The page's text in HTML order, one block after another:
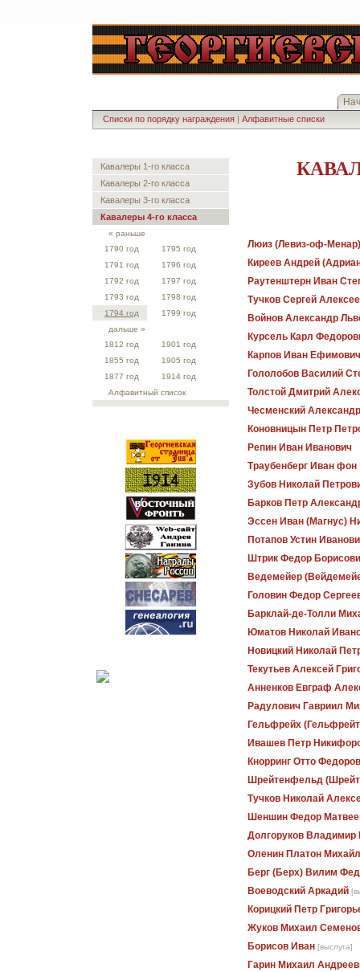
Списки по порядку награждения | Алфавитные списки
Кавалеры 1-го класса
Кавалеры 2-го класса
Кавалеры 3-го класса
Кавалеры 4-го класса
« раньше
1790 год
1795 год
1791 год
1796 год
1792 год
1797 год
1793 год
1798 год
1794 год
1799 год
дальше »
1812 год
1901 год
1855 год
1905 год
1877 год
1914 год
Алфавитный список
Люиз (Левиз-оф-
Киреев Андрей
Раутенштерн Иван
Тучков Сергей
Войнов Александр
Курсель Карл
Карпов Иван Ефимович
Гололобов Василий
Толстой Дмитрий
Чесменский
Коновницын Петр
Репин Иван Иванович
Траубенберг Иван фон
Зубов Николай
Барков Петр
Эссен Иван (Магнус)
Потапов Устин
Штрик Федор
Ведемейер
Головин Федор
Барклай-де-Толли
Юматов Николай
Новицкий Николай
Текутьев Алексей
Анненков Евграф
Радулович Гавриил
Гельфрейх
Ивашев Петр
Кнорринг Отто
Шрейтенфельд
Тучков Николай
Шеншин Федор
Долгоруков Владимир
Оленин Платон
Берг (Берх) Вилим
Воеводский Аркадий
Корицкий Петр
Жуков Михаил
Борисов Иван [выслуга]
Гарин Михаил